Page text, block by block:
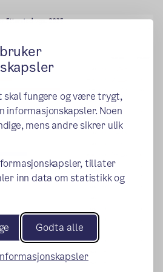
fungere og være trygt,
informasjonskapsler. Noen
mens andre sikrer ulik
tillater
inn data om statistikk og
Godta alle